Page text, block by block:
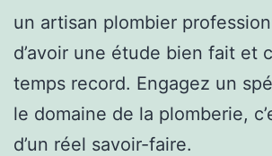
un artisan plombier
d’avoir une étude bien fait et
temps record. Engagez un
le domaine de la plomberie,
d’un réel savoir-faire.